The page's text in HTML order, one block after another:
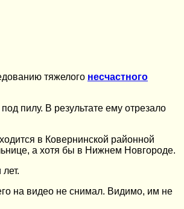
тяжелого несчастного
пилу. В результате ему отрезало
в Ковернинской районной
а хотя бы в Нижнем Новгороде.
на видео не снимал. Видимо, им не